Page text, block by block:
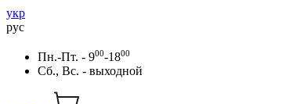
укр
рус
Пн.-Пт. - 900-1800
Сб., Вс. - выходной